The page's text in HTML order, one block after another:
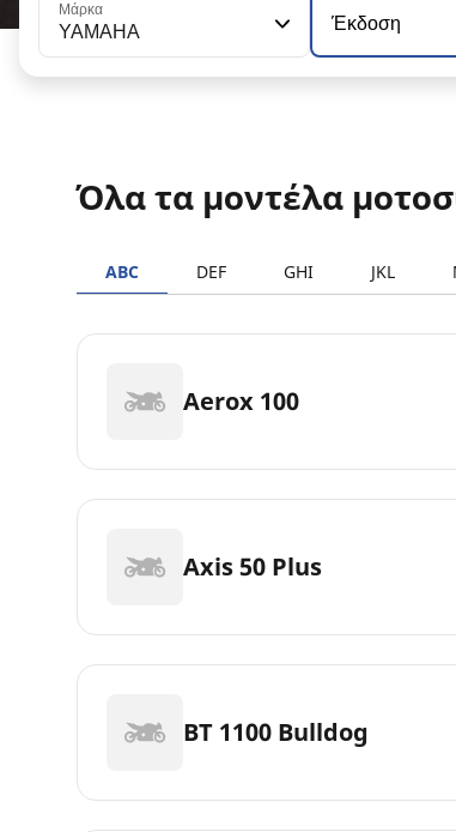
Μάρκα
YAMAHA Έκδοση
Όλα τα μοντέλα
ABC DEF GHI JKL
Aerox 100
Axis 50 Plus
BT 1100 Bulldog